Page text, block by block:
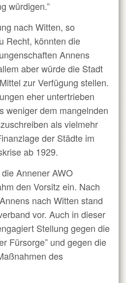
würdigen.”
nach Witten, so
Recht, könnten die
Annens
aber würde die Stadt
zur Verfügung stellen.
eher untertrieben
weniger dem mangelnden
als vielmehr
der Städte im
ab 1929.
Annener AWO
den Vorsitz ein. Nach
nach Witten stand
vor. Auch in dieser
Stellung gegen die
Fürsorge” und gegen die
des